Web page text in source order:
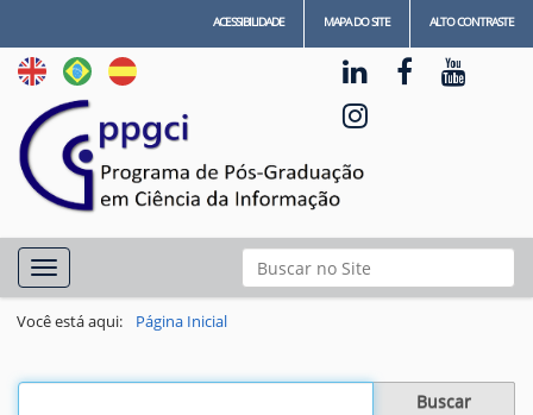
ACESSIBILIDADE MAPA DO SITE ALTO CONTRASTE
Busca
Busca Avançada…
Toggle navigation
Você está aqui: Página Inicial
Filtrar os resultados